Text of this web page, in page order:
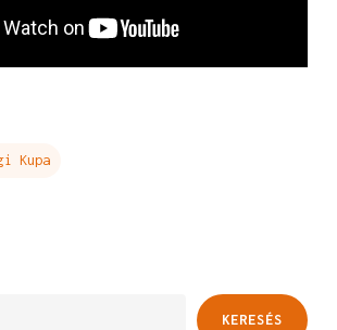
Kupa
KERESÉS